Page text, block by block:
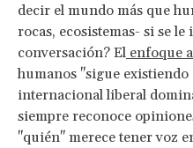
decir el mundo más que
rocas, ecosistemas- si se
conversación? El enfoque
humanos "sigue
internacional liberal
siempre reconoce
"quién" merece tener voz